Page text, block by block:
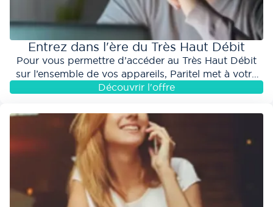
Entrez dans l'ère du Très Haut Débit
Pour vous permettre d’accéder au Très Haut Débit
sur l’ensemble de vos appareils, Paritel met à votre
disposition les solutions les plus puissantes..
!
Découvrir l'offre